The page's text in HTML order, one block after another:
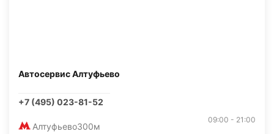
Автосервис Алтуфьево
+7 (495) 023-81-52
Алтуфьево300м
09:00 - 21:00